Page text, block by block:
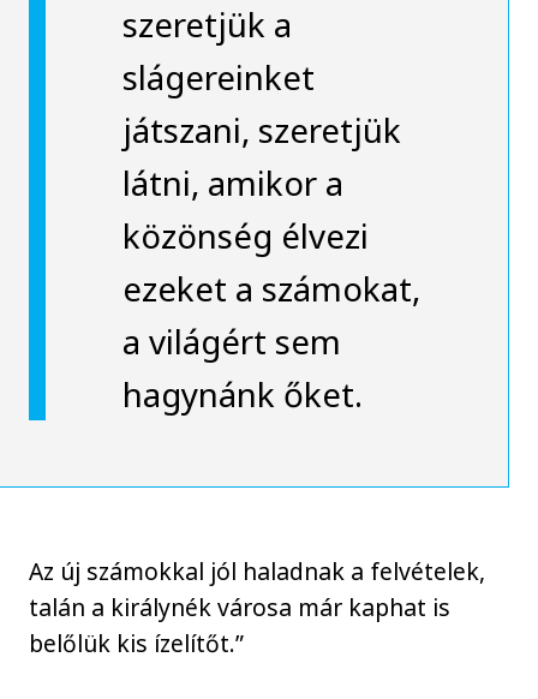
szeretjük a
slágereinket
játszani, szeretjük
látni, amikor a
közönség élvezi
ezeket a számokat,
a világért sem
hagynánk őket.
Az új számokkal jól haladnak a felvételek,
talán a királynék városa már kaphat is
belőlük kis ízelítőt.”